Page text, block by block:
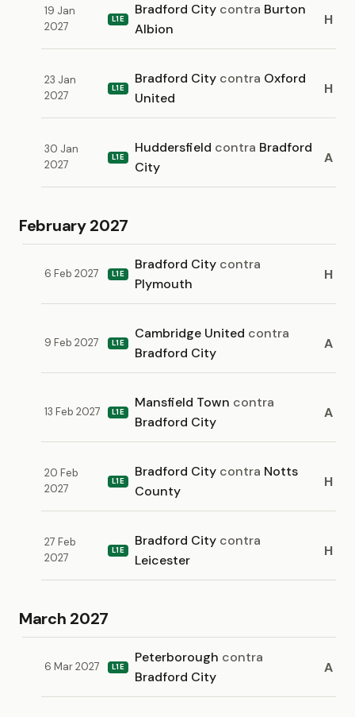
19 Jan
2027
L1E
Bradford City contra Burton
Albion
H
23 Jan
2027
L1E
Bradford City contra Oxford
United
H
30 Jan
2027
L1E
Huddersfield contra Bradford
City
A
February 2027
6 Feb 2027 L1E
Bradford City contra
Plymouth
H
9 Feb 2027 L1E
Cambridge United contra
Bradford City
A
13 Feb 2027 L1E
Mansfield Town contra
Bradford City
A
20 Feb
2027
L1E
Bradford City contra Notts
County
H
27 Feb
2027
L1E
Bradford City contra
Leicester
H
March 2027
6 Mar 2027 L1E
Peterborough contra
Bradford City
A